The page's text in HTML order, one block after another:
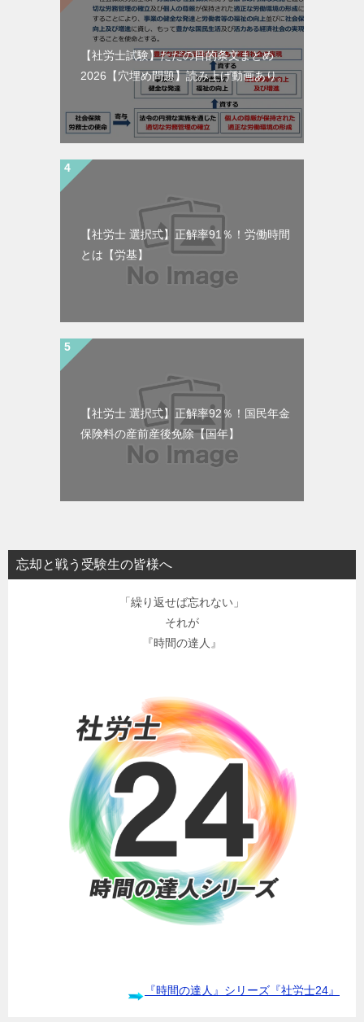
【社労士試験】ただの目的条文まとめ
2026【穴埋め問題】読み上げ動画あり。
【社労士 選択式】正解率91％！労働時間
とは【労基】
【社労士 選択式】正解率92％！国民年金
保険料の産前産後免除【国年】
忘却と戦う受験生の皆様へ
「繰り返せば忘れない」
それが
『時間の達人』
『時間の達人』シリーズ『社労士24』